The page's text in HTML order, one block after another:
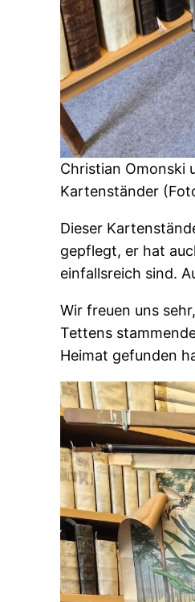
Christian Omonski
Kartenständer
Dieser
gepflegt, er hat
einfallsreich sind.
Wir freuen uns
Tettens
Heimat gefunden